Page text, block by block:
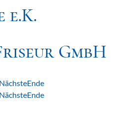
e.K.
GmbH
NächsteEnde
NächsteEnde